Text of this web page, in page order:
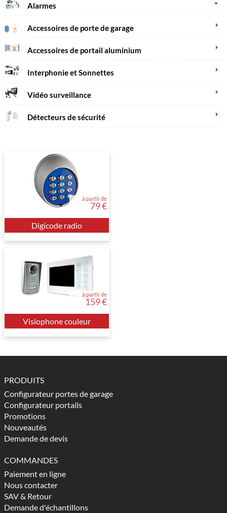
Alarmes
Accessoires de porte de garage
Accessoires de portail aluminium
Interphonie et Sonnettes
Vidéo surveillance
Détecteurs de sécurité
à partir de
79 €
Digicode radio
à partir de
159 €
Visiophone couleur
PRODUITS
Configurateur portes de garage
Configurateur portails
Promotions
Nouveautés
Demande de devis
COMMANDES
Paiement en ligne
Nous contacter
SAV & Retour
Demande d'échantillons